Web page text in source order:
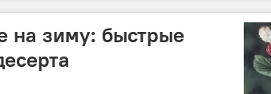
на зиму: быстрые